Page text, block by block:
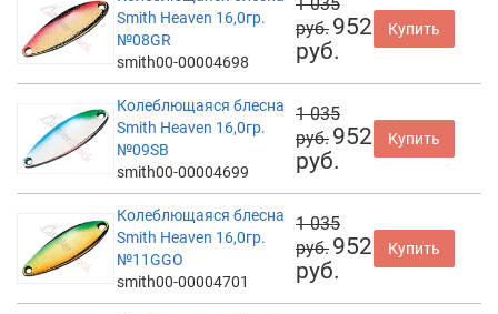
Smith Heaven 16,0гр.
№08GR
smith00-00004698
руб. 952
руб.
Купить
Колеблющаяся блесна
Smith Heaven 16,0гр.
№09SB
smith00-00004699
1 035
руб. 952
руб.
Купить
Колеблющаяся блесна
Smith Heaven 16,0гр.
№11GGO
smith00-00004701
1 035
руб. 952
руб.
Купить